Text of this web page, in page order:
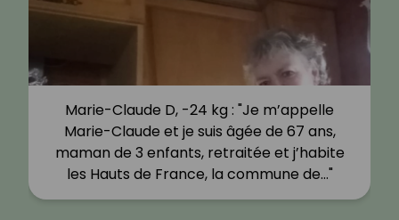
Marie-Claude D, -24 kg : "Je m’appelle
Marie-Claude et je suis âgée de 67 ans,
maman de 3 enfants, retraitée et j’habite
les Hauts de France, la commune de…"